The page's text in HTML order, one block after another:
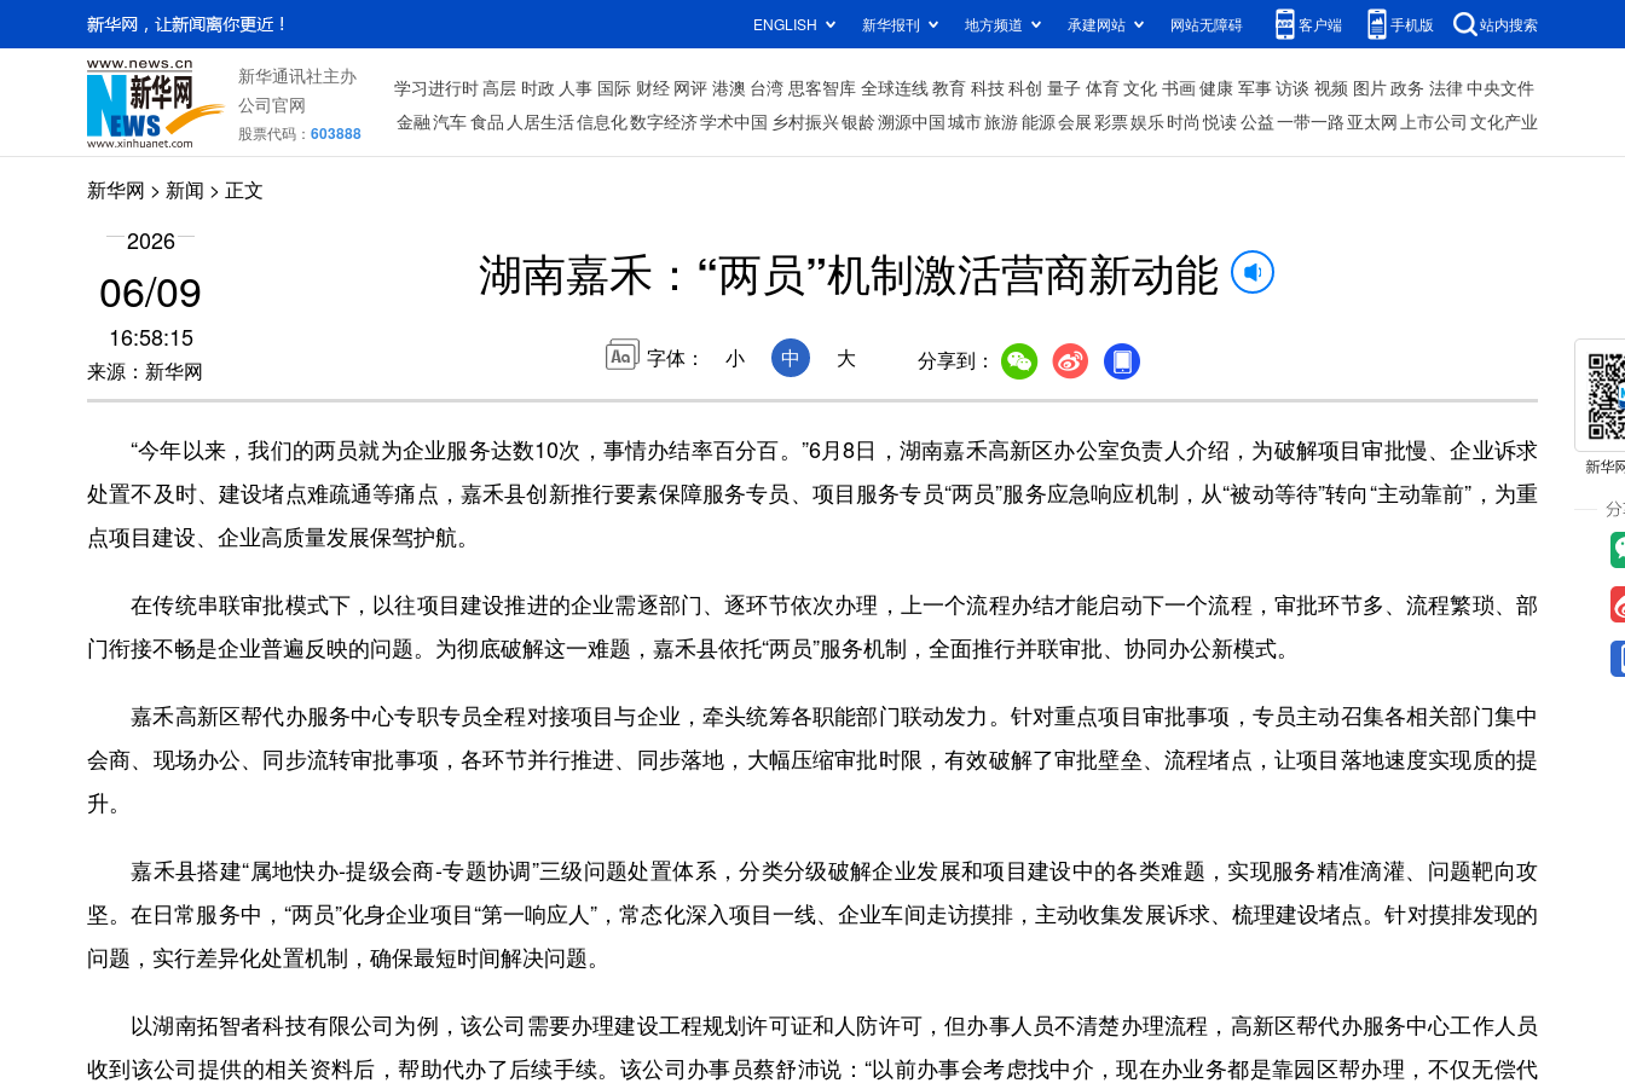
ENGLISH 新华报刊 地方频道 承建网站 网站无障碍 客户端 手机版 站内搜索
新华通讯社主办
公司官网
股票代码： 603888
学习进行时高层 时政 人事 国际 财经 网评 港澳 台湾 思客智库 全球连线教育 科技科创 量子 体育文化 书画健康 军事访谈 视频 图片政务 法律中央文件
金融汽车食品 人居生活信息化数字经济学术中国 乡村振兴银龄溯源中国城市旅游能源会展彩票娱乐时尚 悦读公益一带一路 亚太网上市公司 文化产业
新华网 > 新闻 > 正文
2026
06/09
16:58:15
来源：新华网
湖南嘉禾：“两员”机制激活营商新动能
字体： 小 中 大 分享到：
“今年以来，我们的两员就为企业服务达数10次，事情办结率百分百。”6月8日，湖南嘉禾高新区办公室负责人介绍，为破解项目审批慢、企业诉求
处置不及时、建设堵点难疏通等痛点，嘉禾县创新推行要素保障服务专员、项目服务专员“两员”服务应急响应机制，从“被动等待”转向“主动靠前”，为重
点项目建设、企业高质量发展保驾护航。
在传统串联审批模式下，以往项目建设推进的企业需逐部门、逐环节依次办理，上一个流程办结才能启动下一个流程，审批环节多、流程繁琐、部
门衔接不畅是企业普遍反映的问题。为彻底破解这一难题，嘉禾县依托“两员”服务机制，全面推行并联审批、协同办公新模式。
嘉禾高新区帮代办服务中心专职专员全程对接项目与企业，牵头统筹各职能部门联动发力。针对重点项目审批事项，专员主动召集各相关部门集中
会商、现场办公、同步流转审批事项，各环节并行推进、同步落地，大幅压缩审批时限，有效破解了审批壁垒、流程堵点，让项目落地速度实现质的提
升。
嘉禾县搭建“属地快办-提级会商-专题协调”三级问题处置体系，分类分级破解企业发展和项目建设中的各类难题，实现服务精准滴灌、问题靶向攻
坚。在日常服务中，“两员”化身企业项目“第一响应人”，常态化深入项目一线、企业车间走访摸排，主动收集发展诉求、梳理建设堵点。针对摸排发现的
问题，实行差异化处置机制，确保最短时间解决问题。
以湖南拓智者科技有限公司为例，该公司需要办理建设工程规划许可证和人防许可，但办事人员不清楚办理流程，高新区帮代办服务中心工作人员
收到该公司提供的相关资料后，帮助代办了后续手续。该公司办事员蔡舒沛说：“以前办事会考虑找中介，现在办业务都是靠园区帮办理，不仅无偿代